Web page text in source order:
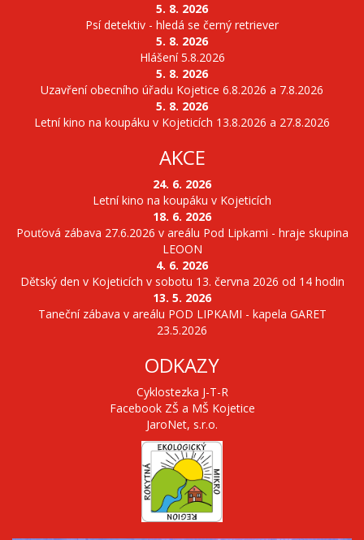
5. 8. 2026
Psí detektiv - hledá se černý retriever
5. 8. 2026
Hlášení 5.8.2026
5. 8. 2026
Uzavření obecního úřadu Kojetice 6.8.2026 a 7.8.2026
5. 8. 2026
Letní kino na koupáku v Kojeticích 13.8.2026 a 27.8.2026
AKCE
24. 6. 2026
Letní kino na koupáku v Kojeticích
18. 6. 2026
Pouťová zábava 27.6.2026 v areálu Pod Lipkami - hraje skupina
LEOON
4. 6. 2026
Dětský den v Kojeticích v sobotu 13. června 2026 od 14 hodin
13. 5. 2026
Taneční zábava v areálu POD LIPKAMI - kapela GARET
23.5.2026
ODKAZY
Cyklostezka J-T-R
Facebook ZŠ a MŠ Kojetice
JaroNet, s.r.o.